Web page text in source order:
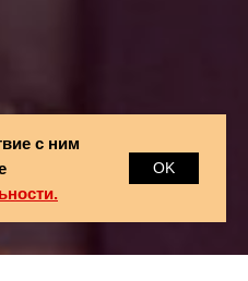
с ним
OK